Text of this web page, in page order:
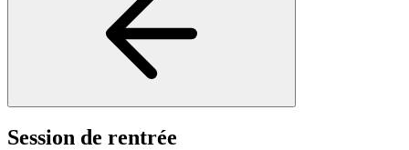
Session de rentrée